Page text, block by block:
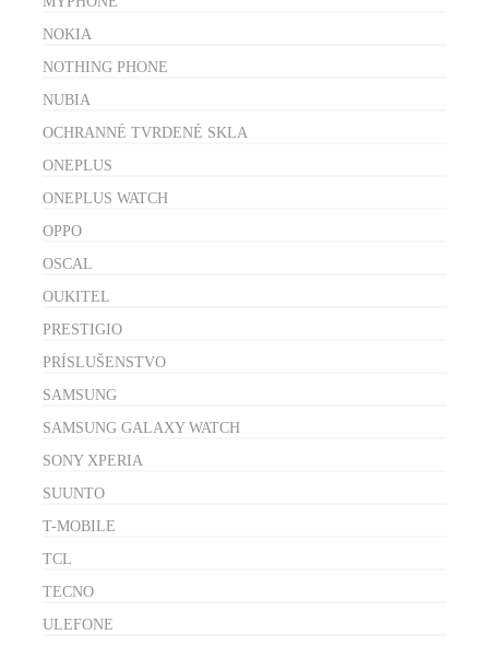
NOKIA
NOTHING PHONE
NUBIA
OCHRANNÉ TVRDENÉ SKLA
ONEPLUS
ONEPLUS WATCH
OPPO
OSCAL
OUKITEL
PRESTIGIO
PRÍSLUŠENSTVO
SAMSUNG
SAMSUNG GALAXY WATCH
SONY XPERIA
SUUNTO
T-MOBILE
TCL
TECNO
ULEFONE